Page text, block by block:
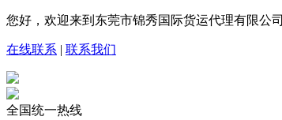
您好，欢迎来到东莞市锦秀国际货运代理有限公司
在线联系 | 联系我们
全国统一热线